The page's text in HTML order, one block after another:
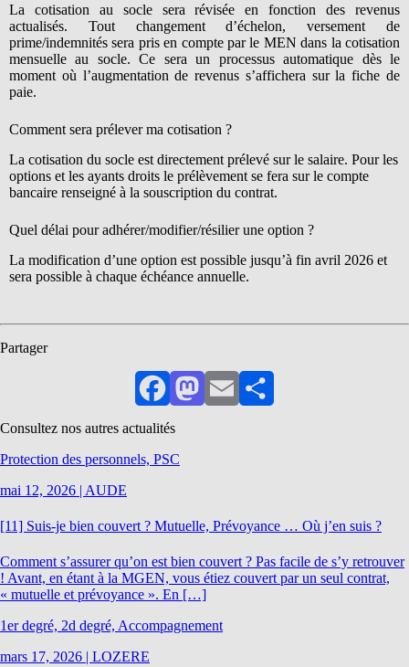
La cotisation au socle sera révisée en fonction des revenus
actualisés. Tout changement d’échelon, versement de
prime/indemnités sera pris en compte par le MEN dans la cotisation
mensuelle au socle. Ce sera un processus automatique dès le
moment où l’augmentation de revenus s’affichera sur la fiche de
paie.
Comment sera prélever ma cotisation ?
La cotisation du socle est directement prélevé sur le salaire. Pour les
options et les ayants droits le prélèvement se fera sur le compte
bancaire renseigné à la souscription du contrat.
Quel délai pour adhérer/modifier/résilier une option ?
La modification d’une option est possible jusqu’à fin avril 2026 et
sera possible à chaque échéance annuelle.
Partager
FacebookMastodon
EmailPartager
Consultez nos autres actualités
Protection des personnels, PSC
mai 12, 2026 | AUDE
[11] Suis-je bien couvert ? Mutuelle, Prévoyance … Où j’en suis ?
Comment s’assurer qu’on est bien couvert ? Pas facile de s’y retrouver
! Avant, en étant à la MGEN, vous étiez couvert par un seul contrat,
« mutuelle et prévoyance ». En […]
1er degré, 2d degré, Accompagnement
mars 17, 2026 | LOZERE